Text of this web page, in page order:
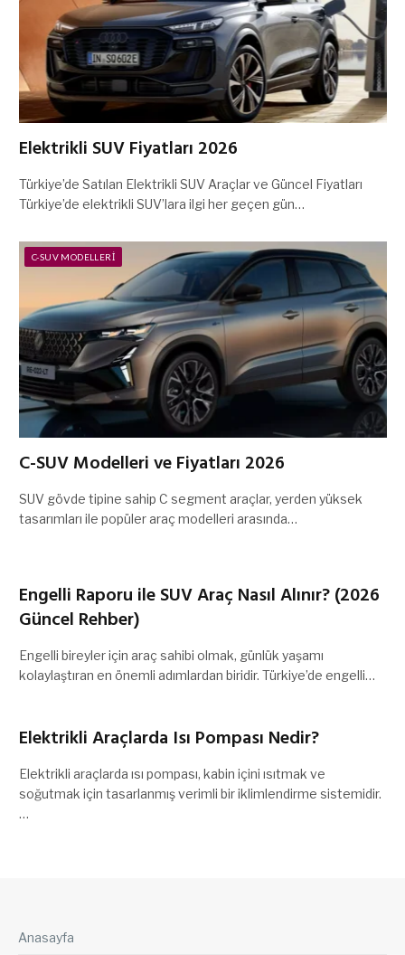
Elektrikli SUV Fiyatları 2026
Türkiye’de Satılan Elektrikli SUV Araçlar ve Güncel Fiyatları
Türkiye’de elektrikli SUV’lara ilgi her geçen gün…
C-SUV MODELLERI
C-SUV Modelleri ve Fiyatları 2026
SUV gövde tipine sahip C segment araçlar, yerden yüksek
tasarımları ile popüler araç modelleri arasında…
Engelli Raporu ile SUV Araç Nasıl Alınır? (2026
Güncel Rehber)
Engelli bireyler için araç sahibi olmak, günlük yaşamı
kolaylaştıran en önemli adımlardan biridir. Türkiye’de engelli…
Elektrikli Araçlarda Isı Pompası Nedir?
Elektrikli araçlarda ısı pompası, kabin içini ısıtmak ve
soğutmak için tasarlanmış verimli bir iklimlendirme sistemidir.
…
Anasayfa